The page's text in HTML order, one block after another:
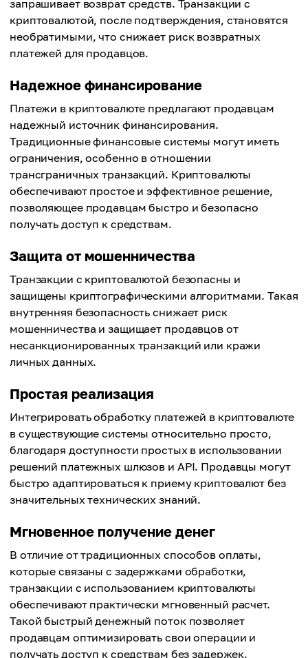
запрашивает возврат средств. Транзакции с
криптовалютой, после подтверждения, становятся
необратимыми, что снижает риск возвратных
платежей для продавцов.
Надежное финансирование
Платежи в криптовалюте предлагают продавцам
надежный источник финансирования.
Традиционные финансовые системы могут иметь
ограничения, особенно в отношении
трансграничных транзакций. Криптовалюты
обеспечивают простое и эффективное решение,
позволяющее продавцам быстро и безопасно
получать доступ к средствам.
Защита от мошенничества
Транзакции с криптовалютой безопасны и
защищены криптографическими алгоритмами. Такая
внутренняя безопасность снижает риск
мошенничества и защищает продавцов от
несанкционированных транзакций или кражи
личных данных.
Простая реализация
Интегрировать обработку платежей в криптовалюте
в существующие системы относительно просто,
благодаря доступности простых в использовании
решений платежных шлюзов и API. Продавцы могут
быстро адаптироваться к приему криптовалют без
значительных технических знаний.
Мгновенное получение денег
В отличие от традиционных способов оплаты,
которые связаны с задержками обработки,
транзакции с использованием криптовалюты
обеспечивают практически мгновенный расчет.
Такой быстрый денежный поток позволяет
продавцам оптимизировать свои операции и
получать доступ к средствам без задержек.